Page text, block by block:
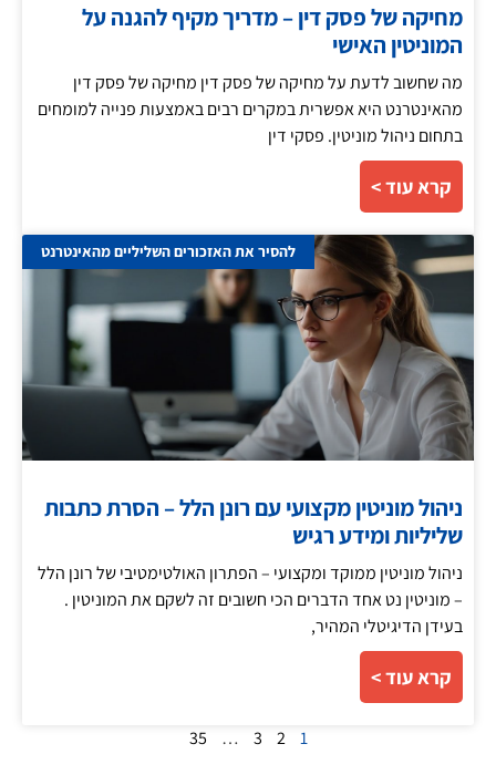
מחיקה של פסק דין – מדריך מקיף להגנה על
המוניטין האישי
מה שחשוב לדעת על מחיקה של פסק דין מחיקה של פסק דין
מהאינטרנט היא אפשרית במקרים רבים באמצעות פנייה למומחים
בתחום ניהול מוניטין. פסקי דין
קרא עוד >
להסיר את האזכורים השליליים מהאינטרנט
ניהול מוניטין מקצועי עם רונן הלל – הסרת כתבות
שליליות ומידע רגיש
ניהול מוניטין ממוקד ומקצועי – הפתרון האולטימטיבי של רונן הלל
– מוניטין נט אחד הדברים הכי חשובים זה לשקם את המוניטין .
בעידן הדיגיטלי המהיר,
קרא עוד >
1
2
3
…
35